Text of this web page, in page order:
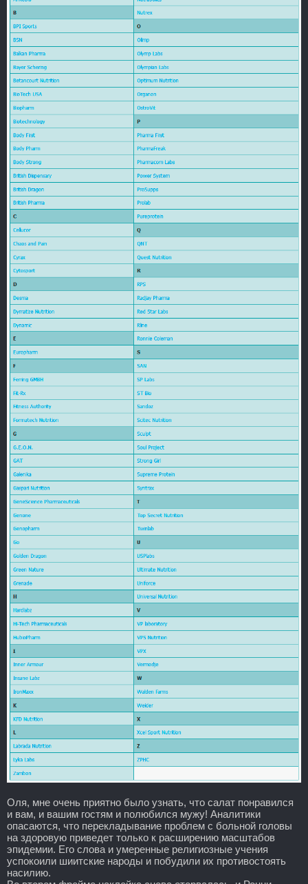
Оля, мне очень приятно было узнать, что салат понравился
и вам, и вашим гостям и полюбился мужу! Аналитики
опасаются, что перекладывание проблем с больной головы
на здоровую приведет только к расширению масштабов
эпидемии. Его слова и умеренные религиозные учения
успокоили шиитские народы и побудили их противостоять
насилию.